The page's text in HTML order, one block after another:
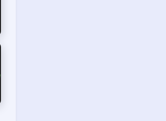
sync后， 再update 还是不行呢？ 这